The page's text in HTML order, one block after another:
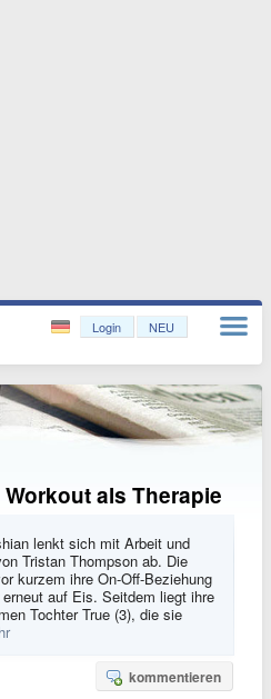
Login NEU
als Therapie
lenkt sich mit Arbeit und
Tristan Thompson ab. Die
kurzem ihre On-Off-Beziehung
auf Eis. Seitdem liegt ihre
Tochter True (3), die sie
kommentieren